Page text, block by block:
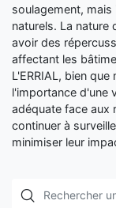
soulagement, mais
naturels. La nature
avoir des
affectant les
L'ERRIAL, bien
l'importance d'une
adéquate face aux
continuer à
minimiser leur